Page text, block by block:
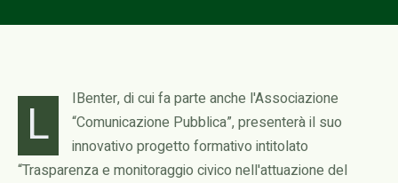
L
IBenter, di cui fa parte anche l'Associazione
“Comunicazione Pubblica”, presenterà il suo
innovativo progetto formativo intitolato
“Trasparenza e monitoraggio civico nell'attuazione del